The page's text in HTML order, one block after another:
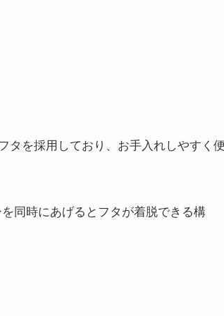
タを採用しており、お手入れしやすく
同時にあげるとフタが着脱できる構